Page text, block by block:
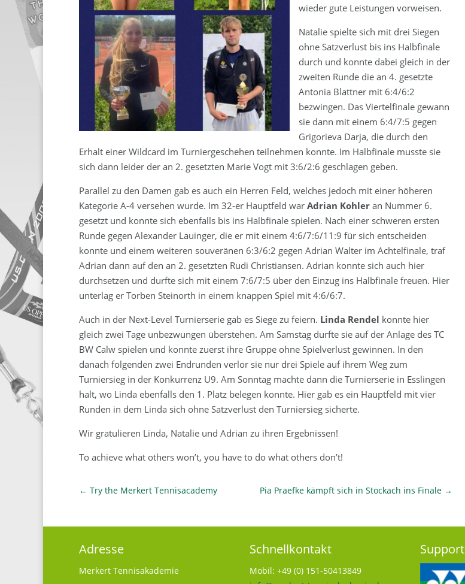
wieder gute Leistungen vorweisen.
Natalie spielte sich mit drei Siegen
ohne Satzverlust bis ins Halbfinale
durch und konnte dabei gleich in der
zweiten Runde die an 4. gesetzte
Antonia Blattner mit 6:4/6:2
bezwingen. Das Viertelfinale gewann
sie dann mit einem 6:4/7:5 gegen
Grigorieva Darja, die durch den
Erhalt einer Wildcard im Turniergeschehen teilnehmen konnte. Im Halbfinale musste sie
sich dann leider der an 2. gesetzten Marie Vogt mit 3:6/2:6 geschlagen geben.
Parallel zu den Damen gab es auch ein Herren Feld, welches jedoch mit einer höheren
Kategorie A-4 versehen wurde. Im 32-er Hauptfeld war Adrian Kohler an Nummer 6.
gesetzt und konnte sich ebenfalls bis ins Halbfinale spielen. Nach einer schweren ersten
Runde gegen Alexander Lauinger, die er mit einem 4:6/7:6/11:9 für sich entscheiden
konnte und einem weiteren souveränen 6:3/6:2 gegen Adrian Walter im Achtelfinale, traf
Adrian dann auf den an 2. gesetzten Rudi Christiansen. Adrian konnte sich auch hier
durchsetzen und durfte sich mit einem 7:6/7:5 über den Einzug ins Halbfinale freuen. Hier
unterlag er Torben Steinorth in einem knappen Spiel mit 4:6/6:7.
Auch in der Next-Level Turnierserie gab es Siege zu feiern. Linda Rendel konnte hier
gleich zwei Tage unbezwungen überstehen. Am Samstag durfte sie auf der Anlage des TC
BW Calw spielen und konnte zuerst ihre Gruppe ohne Spielverlust gewinnen. In den
danach folgenden zwei Endrunden verlor sie nur drei Spiele auf ihrem Weg zum
Turniersieg in der Konkurrenz U9. Am Sonntag machte dann die Turnierserie in Esslingen
halt, wo Linda ebenfalls den 1. Platz belegen konnte. Hier gab es ein Hauptfeld mit vier
Runden in dem Linda sich ohne Satzverlust den Turniersieg sicherte.
Wir gratulieren Linda, Natalie und Adrian zu ihren Ergebnissen!
To achieve what others won’t, you have to do what others don’t!
← Try the Merkert Tennisacademy Pia Praefke kämpft sich in Stockach ins Finale →
Adresse
Merkert Tennisakademie
Schnellkontakt
Mobil: +49 (0) 151-50413849
Support